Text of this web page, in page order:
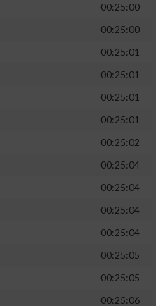
00:25:00
00:25:00
00:25:01
00:25:01
00:25:01
00:25:01
00:25:02
00:25:04
00:25:04
00:25:04
00:25:04
00:25:05
00:25:05
00:25:06